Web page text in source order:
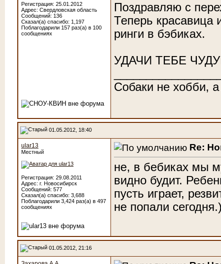
Регистрация: 25.01.2012
Адрес: Свердловская область
Сообщений: 136
Сказал(а) спасибо: 1,197
Поблагодарили 157 раз(а) в 100
сообщениях
Поздравляю с
Теперь красавица
ринги в бэбиках.
УДАЧИ ТЕБЕ
Собаки не хобби,
01.05.2012, 18:40
ular13
Местный
Регистрация: 29.08.2011
Адрес: г. Новосибирск
Сообщений: 577
Сказал(а) спасибо: 3,688
Поблагодарили 3,424 раз(а) в 497
сообщениях
Re:
не, в бебиках мы
видно будит.
пусть играет,
не попали
01.05.2012, 21:16